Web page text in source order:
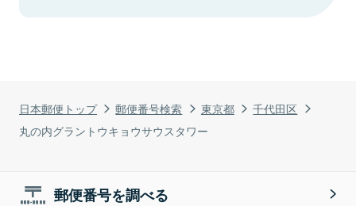
日本郵便トップ 郵便番号検索 東京都
千代田区
丸の内グラントウキョウサウスタワー
郵便番号を調べる